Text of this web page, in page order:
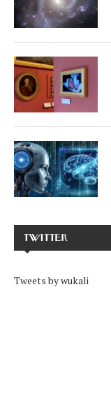
TWITTER
Tweets by wukali